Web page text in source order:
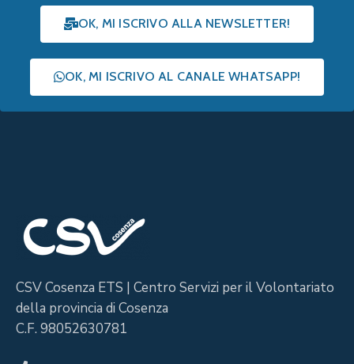
OK, MI ISCRIVO ALLA NEWSLETTER!
OK, MI ISCRIVO AL CANALE WHATSAPP!
CSV Cosenza ETS | Centro Servizi per il Volontariato
della provincia di Cosenza
C.F. 98052630781